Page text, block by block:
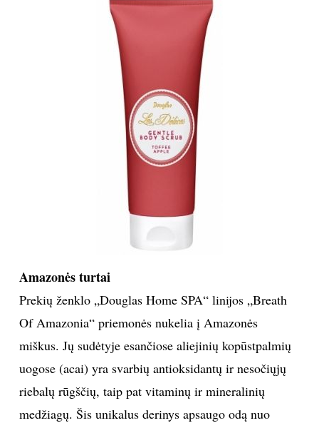
Amazonės turtai
Prekių ženklo „Douglas Home SPA“ linijos „Breath
Of Amazonia“ priemonės nukelia į Amazonės
miškus. Jų sudėtyje esančiose aliejinių kopūstpalmių
uogose (acai) yra svarbių antioksidantų ir nesočiųjų
riebalų rūgščių, taip pat vitaminų ir mineralinių
medžiagų. Šis unikalus derinys apsaugo odą nuo